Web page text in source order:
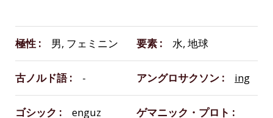
極性 男, フェミニン 要素 水, 地球
古ノルド語 - アングロサクソン ing
ゴシック enguz
ゲマニック・プロト